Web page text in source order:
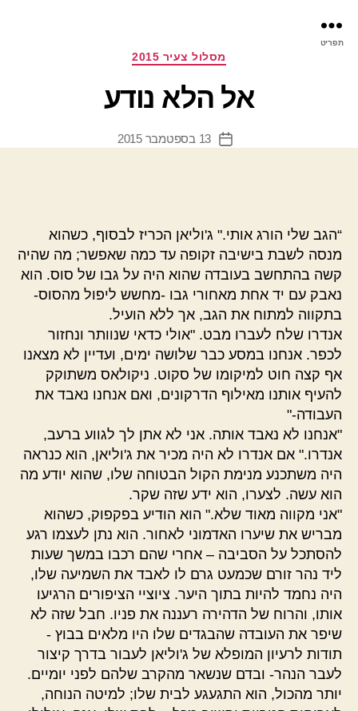
תפריט
קטגוריותמסלול צעיר 2015
אל הלא נודע
תאריך
13 בספטמבר 2015
“הגב שלי הורג אותי." ג'וליאן הכריז לבסוף, כשהוא
מנסה לשבת בישיבה זקופה עד כמה שאפשר; מה שהיה
קשה בהתחשב בעובדה שהוא היה על גבו של סוס. הוא
נאבק עם יד אחת מאחורי גבו -מחשש ליפול מהסוס-
בתקווה למתוח את הגב, אך ללא הועיל.
אנדרו שלח לעברו מבט. "אולי כדאי שנוותר ונחזור
לכפר. אנחנו במסע כבר שלושה ימים, ועדיין לא מצאנו
אף קצה חוט למיקומו של סקוט. ניקולאס משתוקק
להעיף אותנו מאילוף הדרקונים, ואם אנחנו נאבד את
העבודה-"
"אנחנו לא נאבד אותה. אני לא אתן לך לגווע ברעב,
אנדרו." אם אנדרו לא היה מכיר את ג'וליאן, הוא כנראה
היה משתכנע מנימת הקול הבטוחה שלו, שהוא יודע מה
הוא עשה. לצערו, הוא ידע שזה שקר.
"אני מקווה מאוד שלא." הוא הודיע בפקפוק, כשהוא
מבריש את שיערו האדמוני לאחור. הוא נתן לעצמו רגע
להסתכל על הסביבה – אחרי שהם רכבו במשך שעות
ליד נהר זורם שכמעט גרם לו לאבד את השמיעה שלו,
היה נחמד להיות בתוך היער. ציוציי הציפורים הרגיעו
אותו, והרוח של הדהירה רעננה את פניו. חבל שזה לא
שיפר את העובדה שהבגדים שלו היו מלאים בבוץ -
תודות לרעיון המופלא של ג'וליאן לעבור בדרך קיצור
לעבר הנהר- ובדם שנשאר מהקרב שלהם לפני יומיים.
יותר מהכול, הוא התגעגע לבית שלו; למיטה הנוחה,